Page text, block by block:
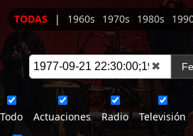
TODAS | 1960s 1970s 1980s
✖
Todo Actuaciones Radio Televisión